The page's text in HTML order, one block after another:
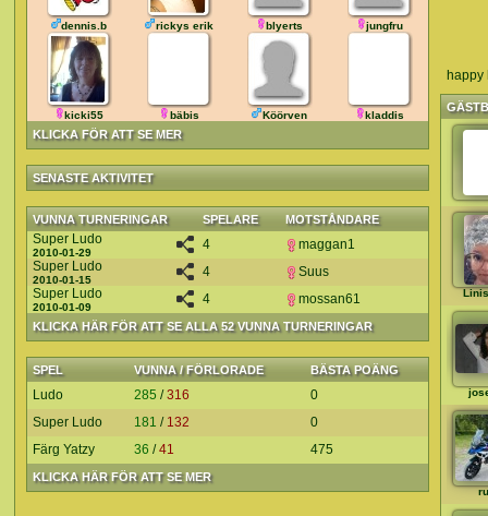
KLICKA FÖR ATT SE MER
dennis.b rickys erik blyerts jungfru
kicki55 bäbis Köörven kladdis
SENASTE AKTIVITET
VUNNA TURNERINGAR SPELARE MOTSTÅNDARE
KLICKA HÄR FÖR ATT SE ALLA 52 VUNNA TURNERINGAR
Super Ludo
2010-01-29
4
maggan1
Super Ludo
2010-01-15
4
Suus
Super Ludo
2010-01-09
4 mossan61
SPEL VUNNA / FÖRLORADE BÄSTA POÄNG
KLICKA HÄR FÖR ATT SE MER
Ludo 285 /316
0
Super Ludo
181 / 132
0
Färg Yatzy
36 /41 475